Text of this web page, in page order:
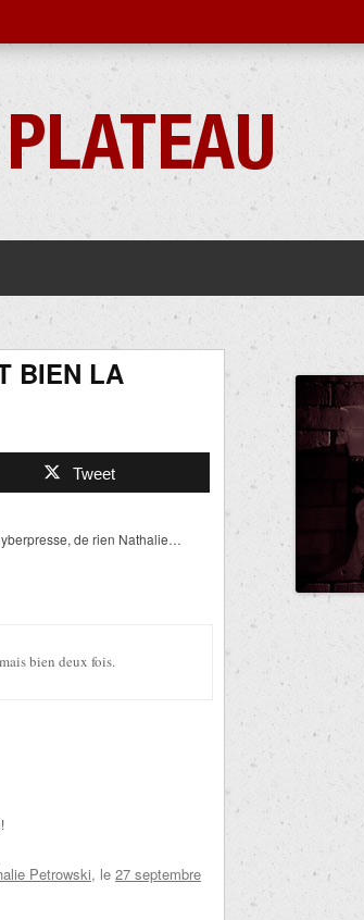
au
BIEN LA
Tweet
de rien Nathalie…
mais bien deux fois.
Petrowski, le 27 septembre